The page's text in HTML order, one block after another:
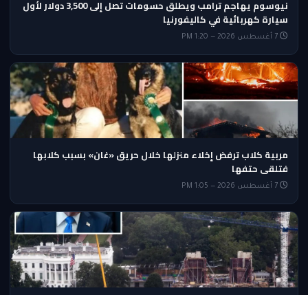
نيوسوم يهاجم ترامب ويطلق حسومات تصل إلى 3,500 دولار لأول
سيارة كهربائية في كاليفورنيا
مربية كلاب ترفض إخلاء منزلها خلال حريق «غان» بسبب كلابها
فتلقى حتفها